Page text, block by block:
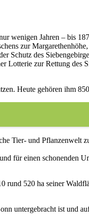
wenigen Jahren – bis
zur
Schutz des
Lotterie zur Rettung des
Heute gehören ihm
Tier- und Pflanzenwelt
für einen schonenden
rund 520 ha seiner
untergebracht ist und